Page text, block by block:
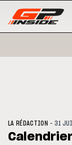
LA RÉDACTION -31